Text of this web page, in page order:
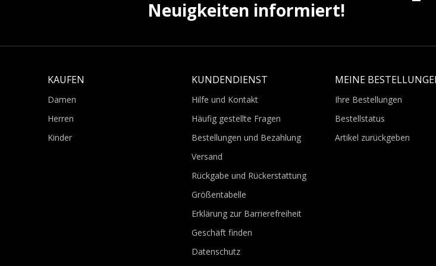
Neuigkeiten informiert!
KAUFEN
Damen
Herren
Kinder
KUNDENDIENST
Hilfe und Kontakt
Häufig gestellte Fragen
Bestellungen und Bezahlung
Versand
Rückgabe und Rückerstattung
Größentabelle
Erklärung zur Barrierefreiheit
Geschäft finden
Datenschutz
MEINE
Ihre Bestellungen
Bestellstatus
Artikel zurückgeben